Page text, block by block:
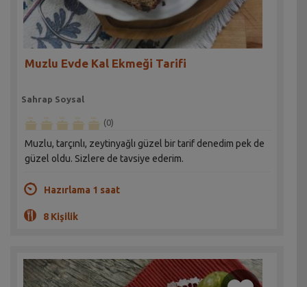
Muzlu Evde Kal Ekmeği Tarifi
Sahrap Soysal
(0)
Muzlu, tarçınlı, zeytinyağlı güzel bir tarif denedim pek de
güzel oldu. Sizlere de tavsiye ederim.
Hazırlama 1 saat
8 Kişilik